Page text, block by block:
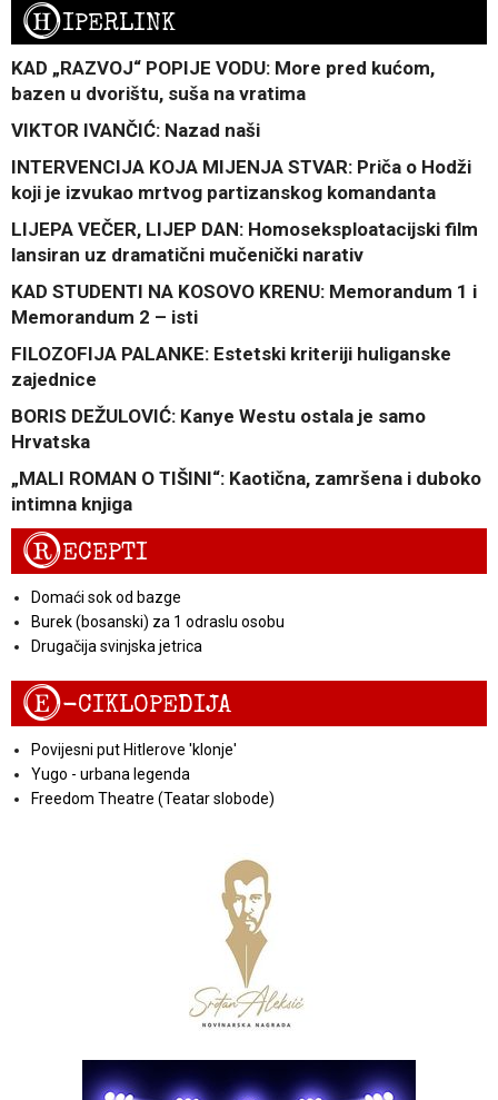
HIPERLINK
KAD „RAZVOJ“ POPIJE VODU: More pred kućom,
bazen u dvorištu, suša na vratima
VIKTOR IVANČIĆ: Nazad naši
INTERVENCIJA KOJA MIJENJA STVAR: Priča o Hodži
koji je izvukao mrtvog partizanskog komandanta
LIJEPA VEČER, LIJEP DAN: Homoseksploatacijski film
lansiran uz dramatični mučenički narativ
KAD STUDENTI NA KOSOVO KRENU: Memorandum 1 i
Memorandum 2 – isti
FILOZOFIJA PALANKE: Estetski kriteriji huliganske
zajednice
BORIS DEŽULOVIĆ: Kanye Westu ostala je samo
Hrvatska
„MALI ROMAN O TIŠINI“: Kaotična, zamršena i duboko
intimna knjiga
RECEPTI
Domaći sok od bazge
Burek (bosanski) za 1 odraslu osobu
Drugačija svinjska jetrica
E-CIKLOPEDIJA
Povijesni put Hitlerove 'klonje'
Yugo - urbana legenda
Freedom Theatre (Teatar slobode)